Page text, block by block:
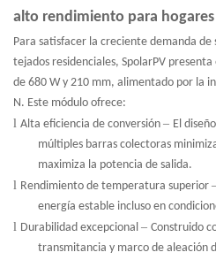
alto rendimiento para hogares
Para satisfacer la creciente demanda de
tejados residenciales, SpolarPV
de 680 W y 210 mm, alimentado por la
N. Este módulo ofrece:
l Alta eficiencia de conversión – El
múltiples barras colectoras
maximiza la potencia de salida.
l Rendimiento de temperatura superior
energía estable incluso en
l Durabilidad excepcional – Construido
transmitancia y marco de aleación